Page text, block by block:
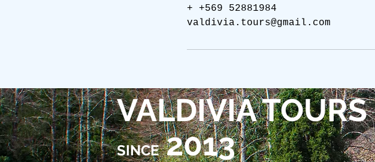
+ +569 52881984
valdivia.tours@gmail.com
VALDIVIA TOURS
SINCE2013